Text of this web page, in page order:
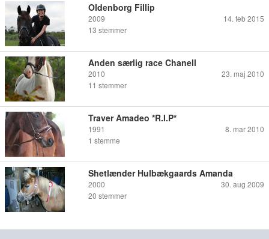
Oldenborg Fillip
2009
14. feb 2015
13 stemmer
Anden særlig race Chanell
2010
23. maj 2010
11 stemmer
Traver Amadeo *R.I.P*
1991
8. mar 2010
1 stemme
Shetlænder Hulbækgaards Amanda
2000
30. aug 2009
20 stemmer